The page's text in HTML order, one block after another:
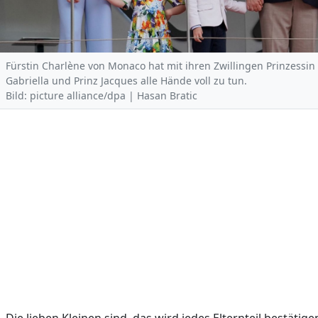
Fürstin Charlène von Monaco hat mit ihren Zwillingen Prinzessin
Gabriella und Prinz Jacques alle Hände voll zu tun.
Bild: picture alliance/dpa | Hasan Bratic